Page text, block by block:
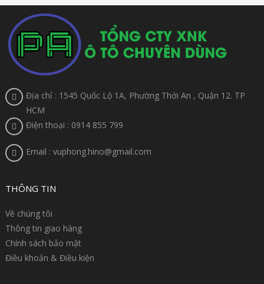
Địa chỉ : 1545 Quốc Lộ 1A, Phường Thới An , Quận 12. TP
HCM
Điện thoại : 0914 855 799
Email : vuphong.hino@gmail.com
THÔNG TIN
Về chúng tôi
Thông tin giao hàng
Chính sách bảo mật
Điều khoản & Điều kiện